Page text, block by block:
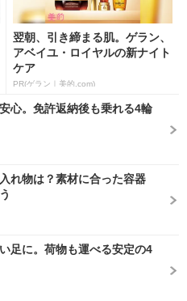
翌朝、引き締まる肌。ゲラン、
アベイユ・ロイヤルの新ナイト
ケア
PR(ゲラン｜美的.com)
心。免許返納後も乗れる4輪
れ物は？素材に合った容器
足に。荷物も運べる安定の4